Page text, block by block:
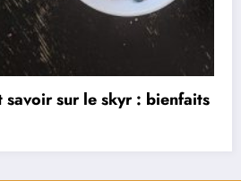
: bienfaits et recettes